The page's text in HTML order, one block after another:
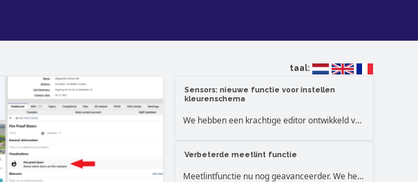
taal:
Sensors: nieuwe functie voor instellen
kleurenschema
We hebben een krachtige editor ontwikkeld voor het instellen van het kleuren schema (color gradient) voor sensor metingen. Het is nu ook mogelijk om per ruimte het kleurenschema in te stellen.
Verbeterde meetlint functie
Meetlintfunctie nu nog geavanceerder. We hebben grote verbeteringen doorgevoerd aan de meetfunctie in de viewer. Je kunt nu eenvoudig en precies hoeken maken van 90° graden. En, met de uitgebreide snapping ("magneet") is nu mogelijk om het meetlint exact aan de randen van objecten (bv. muren) vast te zetten.